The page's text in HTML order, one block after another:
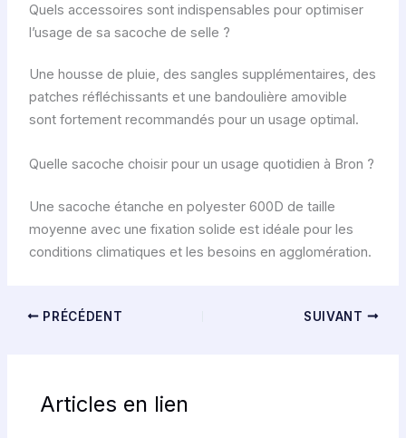
Quels accessoires sont indispensables pour optimiser
l’usage de sa sacoche de selle ?
Une housse de pluie, des sangles supplémentaires, des
patches réfléchissants et une bandoulière amovible
sont fortement recommandés pour un usage optimal.
Quelle sacoche choisir pour un usage quotidien à Bron ?
Une sacoche étanche en polyester 600D de taille
moyenne avec une fixation solide est idéale pour les
conditions climatiques et les besoins en agglomération.
PRÉCÉDENT SUIVANT
Articles en lien